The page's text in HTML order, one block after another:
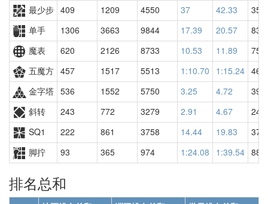
最少步 409 1209 4550 37 42.33
单手
1306 3663 9844 17.39 20.57
魔表
620 2126 8733 10.53 11.89
五魔方 457 1517 5513 1:10.70 1:15.24
金字塔 536 1552 5750 3.25 4.72
斜转
243 772 3279 2.91 4.67
SQ1
222 861 3758 14.44 19.83
脚拧
93 365 974 1:24.08 1:39.54 887
排名总和